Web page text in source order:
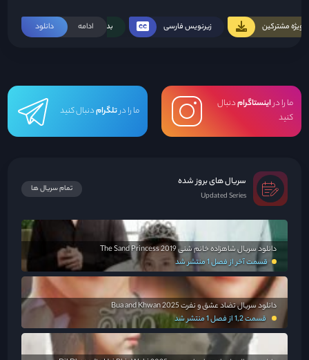
ادامه دانلود ویژه مشترکین زیرنویس فارسی بدون سانسور
ما را دراینستاگرامدنبال
کنید
ما را درتلگرامدنبال کنید
سریال های بروز شده
Updated Series
تمام سریال ها
دانلود سریال شاهزاده خانم شنی The Sand Princess 2019
قسمت آخر از فصل 1 منتشر شد
دانلود سریال تضاد عشق و نفرت Bua and Khwan 2025
قسمت 1,2 از فصل 1 منتشر شد